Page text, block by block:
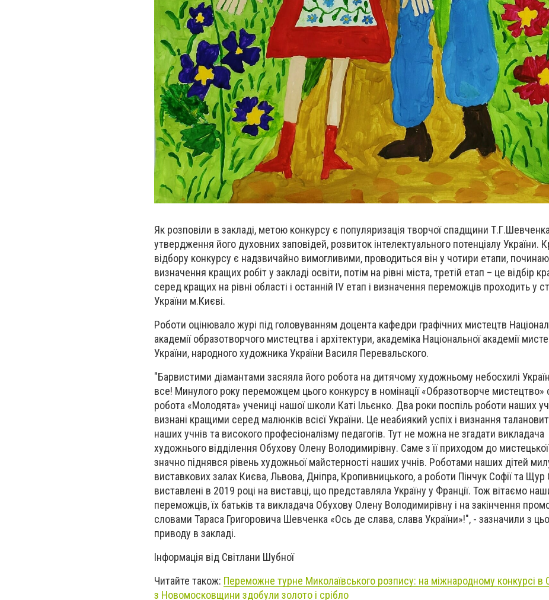
Як розповіли в закладі, метою конкурсу є популяризація творчої спадщини
утвердження його духовних заповідей, розвиток інтелектуального потенціалу України.
відбору конкурсу є надзвичайно вимогливими, проводиться він у чотири етапи,
визначення кращих робіт у закладі освіти, потім на рівні міста, третій етап – це відбір
серед кращих на рівні області і останній ІV етап і визначення переможців проходить у
України м.Києві.
Роботи оцінювало журі під головуванням доцента кафедри графічних мистецтв
академії образотворчого мистецтва і архітектури, академіка Національної академії
України, народного художника України Василя Перевальского.
"Барвистими діамантами засяяла його робота на дитячому художньому небосхилі
все! Минулого року переможцем цього конкурсу в номінації «Образотворче мистецтво»
робота «Молодята» учениці нашої школи Каті Ільєнко. Два роки поспіль роботи наших
визнані кращими серед малюнків всієї України. Це неабиякий успіх і визнання
наших учнів та високого професіоналізму педагогів. Тут не можна не згадати викладача
художнього відділення Обухову Олену Володимирівну. Саме з її приходом до
значно піднявся рівень художньої майстерності наших учнів. Роботами наших дітей
виставкових залах Києва, Львова, Дніпра, Кропивницького, а роботи Пінчук Софії та Щур
виставлені в 2019 році на виставці, що представляла Україну у Франції. Тож вітаємо
переможців, їх батьків та викладача Обухову Олену Володимирівну і на закінчення
словами Тараса Григоровича Шевченка «Ось де слава, слава України»!", - зазначили з
приводу в закладі.
Інформація від Світлани Шубної
Читайте також: Переможне турне Миколаївського розпису: на міжнародному конкурсі в
з Новомосковщини здобули золото і срібло